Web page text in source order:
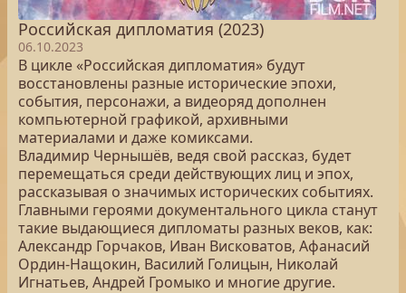
Российская дипломатия (2023)
06.10.2023
В цикле «Российская дипломатия» будут
восстановлены разные исторические эпохи,
события, персонажи, а видеоряд дополнен
компьютерной графикой, архивными
материалами и даже комиксами.
Владимир Чернышёв, ведя свой рассказ, будет
перемещаться среди действующих лиц и эпох,
рассказывая о значимых исторических событиях.
Главными героями документального цикла станут
такие выдающиеся дипломаты разных веков, как:
Александр Горчаков, Иван Висковатов, Афанасий
Ордин-Нащокин, Василий Голицын, Николай
Игнатьев, Андрей Громыко и многие другие.